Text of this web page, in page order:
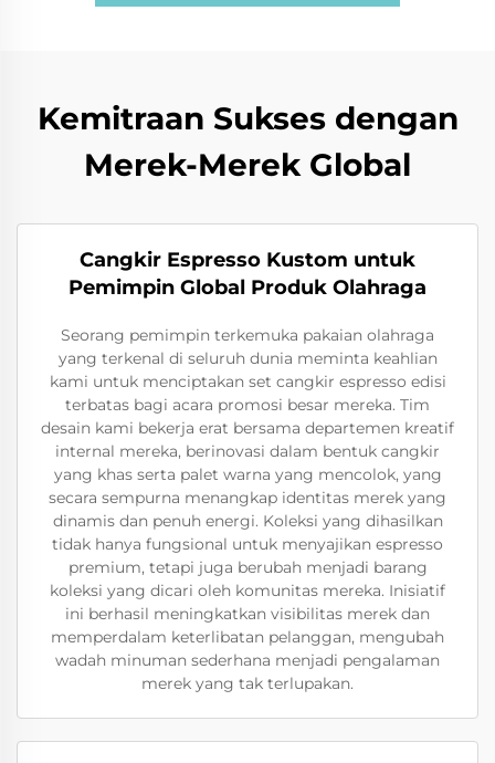
Kemitraan Sukses dengan
Merek-Merek Global
Cangkir Espresso Kustom untuk
Pemimpin Global Produk Olahraga
Seorang pemimpin terkemuka pakaian olahraga
yang terkenal di seluruh dunia meminta keahlian
kami untuk menciptakan set cangkir espresso edisi
terbatas bagi acara promosi besar mereka. Tim
desain kami bekerja erat bersama departemen kreatif
internal mereka, berinovasi dalam bentuk cangkir
yang khas serta palet warna yang mencolok, yang
secara sempurna menangkap identitas merek yang
dinamis dan penuh energi. Koleksi yang dihasilkan
tidak hanya fungsional untuk menyajikan espresso
premium, tetapi juga berubah menjadi barang
koleksi yang dicari oleh komunitas mereka. Inisiatif
ini berhasil meningkatkan visibilitas merek dan
memperdalam keterlibatan pelanggan, mengubah
wadah minuman sederhana menjadi pengalaman
merek yang tak terlupakan.